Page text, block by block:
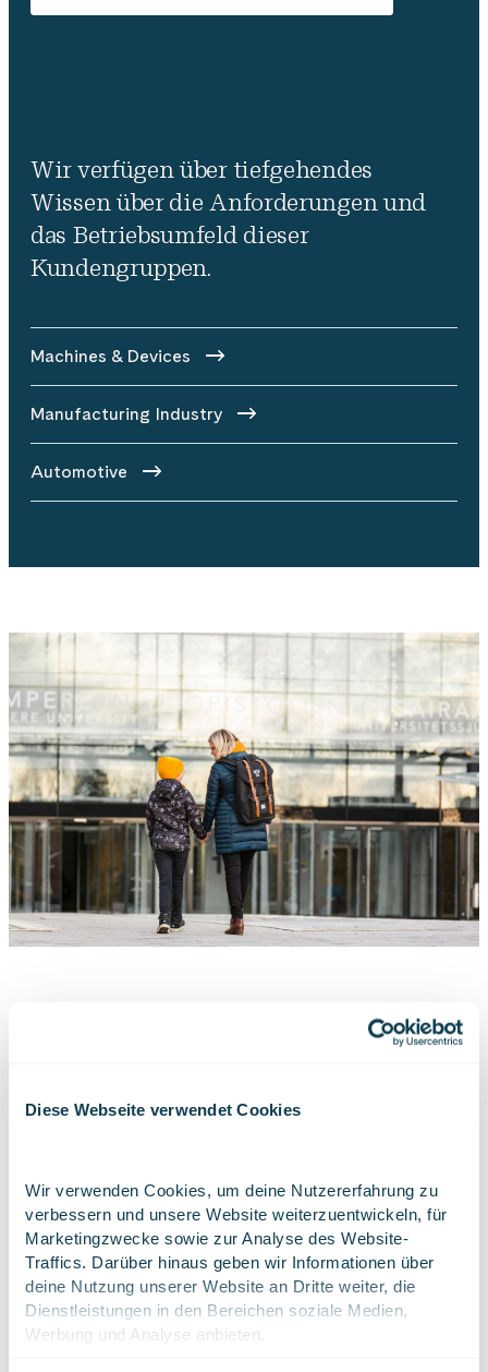
Diese Webseite verwendet Cookies
Wir verwenden Cookies, um deine Nutzererfahrung zu
verbessern und unsere Website weiterzuentwickeln, für
Marketingzwecke sowie zur Analyse des Website-
Traffics. Darüber hinaus geben wir Informationen über
deine Nutzung unserer Website an Dritte weiter, die
Dienstleistungen in den Bereichen soziale Medien,
Werbung und Analyse anbieten.
Wir verfügen über tiefgehendes
Wissen über die Anforderungen und
das Betriebsumfeld dieser
Kundengruppen.
Machines & Devices
Manufacturing Industry
Automotive
Digitale Gesellschaft
Die Digitale Gesellschaft umfasst sowohl öffentliche als
Lebensereignisse oder die alltäglichen Bedürfnisse von
Menschen und Unternehmen herum gestaltet.
Erfahre mehr über die Digitale Gesellschaft